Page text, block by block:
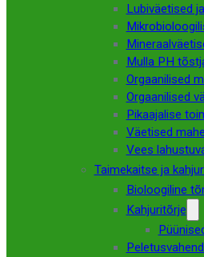
Lubiväetised
Mulla PH
Orgaanilised
Orgaanilised
Pikaajalise
Väetised
Vees
Taimekaitse ja
Bioloogiline
Kahjuritõrje